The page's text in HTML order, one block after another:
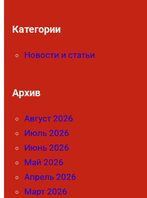
Категории
Новости и статьи
Архив
Август 2026
Июль 2026
Июнь 2026
Май 2026
Апрель 2026
Март 2026